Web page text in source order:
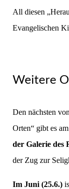
All diesen
Evangelischen
Weitere
Den nächsten
Orten“ gibt es am
der Galerie des
der Zug zur
Im Juni (25.6.)